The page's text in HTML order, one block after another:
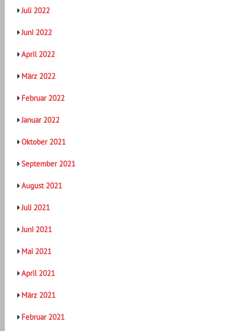
Juli 2022
Juni 2022
April 2022
März 2022
Februar 2022
Januar 2022
Oktober 2021
September 2021
August 2021
Juli 2021
Juni 2021
Mai 2021
April 2021
März 2021
Februar 2021